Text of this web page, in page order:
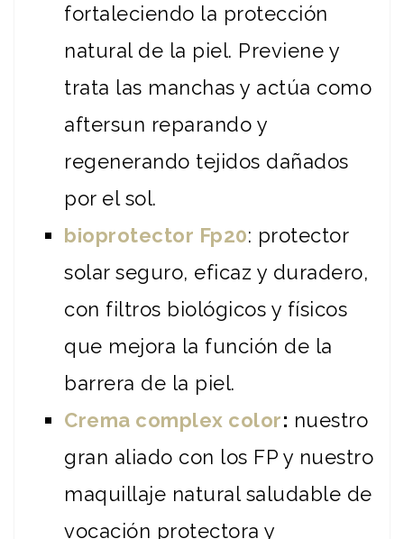
fortaleciendo la protección
natural de la piel. Previene y
trata las manchas y actúa como
aftersun reparando y
regenerando tejidos dañados
por el sol.
bioprotector Fp20: protector
solar seguro, eficaz y duradero,
con filtros biológicos y físicos
que mejora la función de la
barrera de la piel.
Crema complex color: nuestro
gran aliado con los FP y nuestro
maquillaje natural saludable de
vocación protectora y